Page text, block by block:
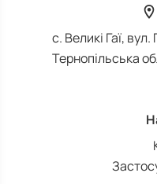
с. Великі Гаї,
Тернопільська